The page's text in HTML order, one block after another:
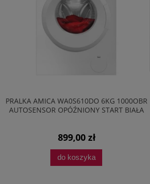
PRALKA AMICA WA0S610DO 6KG 1000OBR
AUTOSENSOR OPÓŹNIONY START BIAŁA
899,00 zł
do koszyka